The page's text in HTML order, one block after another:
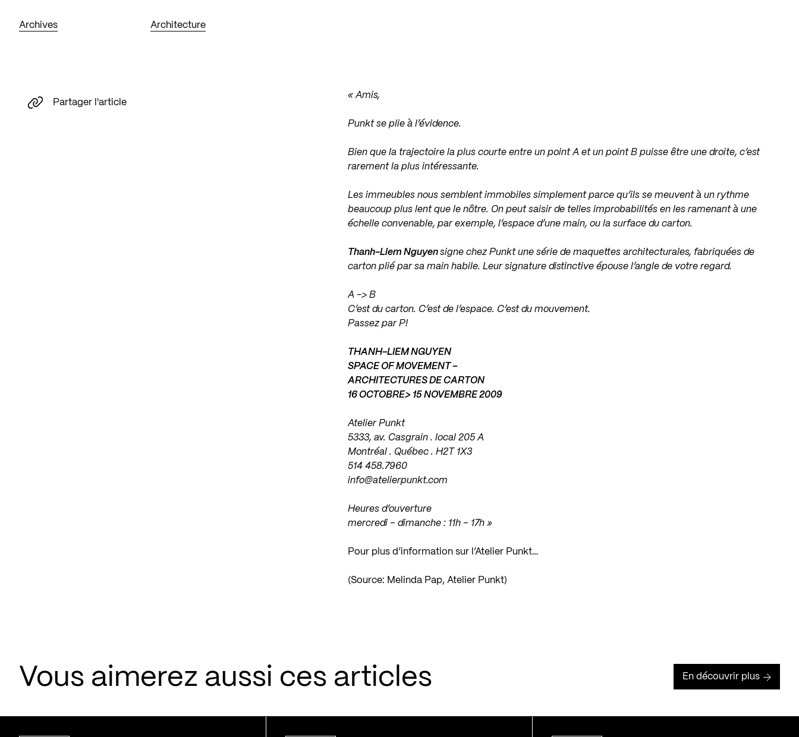
Archives Architecture
« Amis,
Punkt se plie à l’évidence.
Bien que la trajectoire la plus courte entre un point A et un point B puisse être une droite, c’est
rarement la plus intéressante.
Les immeubles nous semblent immobiles simplement parce qu’ils se meuvent à un rythme
beaucoup plus lent que le nôtre. On peut saisir de telles improbabilités en les ramenant à une
échelle convenable, par exemple, l’espace d’une main, ou la surface du carton.
Thanh-Liem Nguyensigne chez Punkt une série de maquettes architecturales, fabriquées de
carton plié par sa main habile. Leur signature distinctive épouse l’angle de votre regard.
A -> B
C’est du carton. C’est de l’espace. C’est du mouvement.
Passez par P!
THANH-LIEM NGUYEN
SPACE OF MOVEMENT –
ARCHITECTURES DE CARTON
16 OCTOBRE> 15 NOVEMBRE 2009
Atelier Punkt
5333, av. Casgrain . local 205 A
Montréal . Québec . H2T 1X3
514 458.7960
info@atelierpunkt.com
Heures d’ouverture
mercredi – dimanche : 11h – 17h »
Pour plus d’information sur l’Atelier Punkt…
(Source: Melinda Pap, Atelier Punkt)
Partager l'article
Vous aimerez aussi ces articles En découvrir plus